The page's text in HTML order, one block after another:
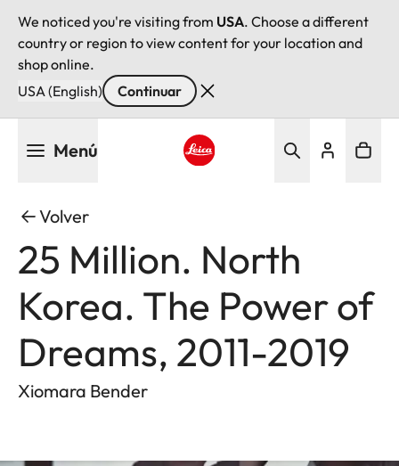
We noticed you're visiting from USA. Choose a different
country or region to view content for your location and
shop online.
USA (English)
Continuar
Menú
Volver
25 Million. North
Korea. The Power of
Dreams, 2011-2019
Xiomara Bender